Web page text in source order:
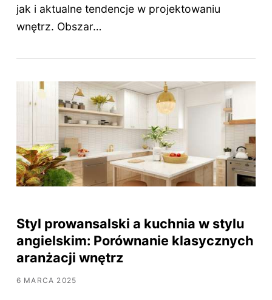
jak i aktualne tendencje w projektowaniu
wnętrz. Obszar…
Styl prowansalski a kuchnia w stylu
angielskim: Porównanie klasycznych
aranżacji wnętrz
6 MARCA 2025